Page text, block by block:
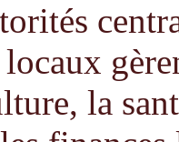
la